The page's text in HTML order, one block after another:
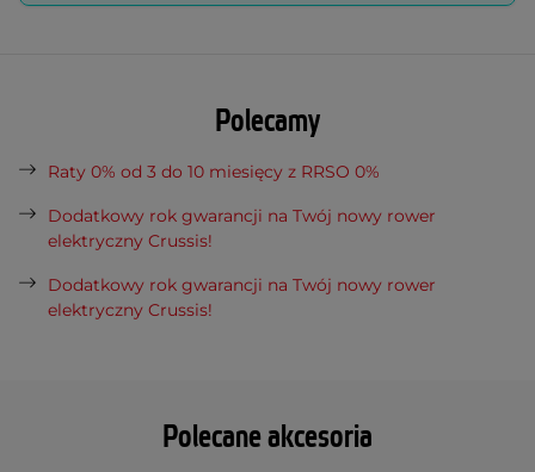
Polecane akcesoria
Polecamy
Raty 0% od 3 do 10 miesięcy z RRSO 0%
Dodatkowy rok gwarancji na Twój nowy rower
elektryczny Crussis!
Dodatkowy rok gwarancji na Twój nowy rower
elektryczny Crussis!